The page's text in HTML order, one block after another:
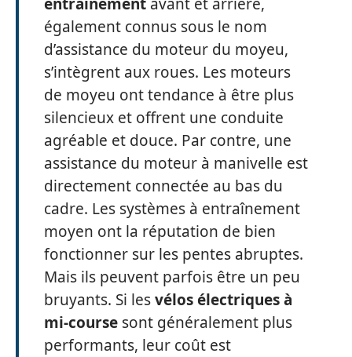
également connus sous le nom
d’assistance du moteur du moyeu,
s’intègrent aux roues. Les moteurs
de moyeu ont tendance à être plus
silencieux et offrent une conduite
agréable et douce. Par contre, une
assistance du moteur à manivelle est
directement connectée au bas du
cadre. Les systèmes à entraînement
moyen ont la réputation de bien
fonctionner sur les pentes abruptes.
Mais ils peuvent parfois être un peu
bruyants. Si lesvélos électriques à
mi-course sont généralement plus
performants, leur coût est